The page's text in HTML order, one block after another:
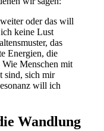
oder das will
keine Lust
das
Energien, die
Menschen mit
sind, sich mir
will ich
Wandlung